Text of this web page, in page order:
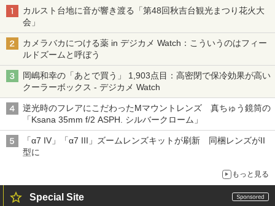
カルスト台地に音が響き渡る「第48回秋吉台観光まつり花火大
会」
カメラバカにつける薬 in デジカメ Watch：こういうのはフィー
ルドズームと呼ぼう
岡嶋和幸の「あとで買う」 1,903点目：高密閉で保冷効果が高い
クーラーボックス - デジカメ Watch
逆光時のフレアにこだわったMマウントレンズ 真ちゅう鏡筒の
「Ksana 35mm f/2 ASPH. シルバークローム」
「α7 IV」「α7 III」ズームレンズキットが刷新 同梱レンズがII
型に
もっと見る
Special Site